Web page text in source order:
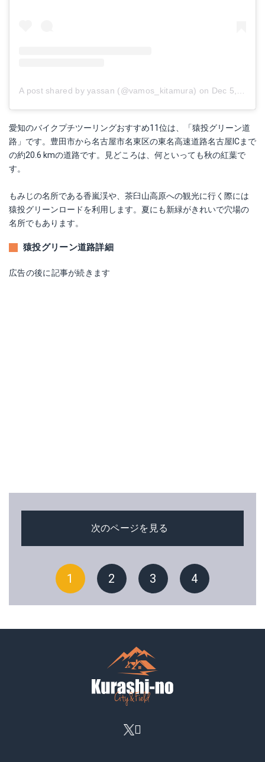
A post shared by yassan (@vamos_kitamura) on Dec 5, 2017 at 2:40am PST
愛知のバイクプチツーリングおすすめ11位は、「猿投グリーン道
路」です。豊田市から名古屋市名東区の東名高速道路名古屋ICまで
の約20.6 kmの道路です。見どころは、何といっても秋の紅葉で
す。
もみじの名所である香嵐渓や、茶臼山高原への観光に行く際には
猿投グリーンロードを利用します。夏にも新緑がきれいで穴場の
名所でもあります。
猿投グリーン道路詳細
広告の後に記事が続きます
次のページを見る
1 2 3 4